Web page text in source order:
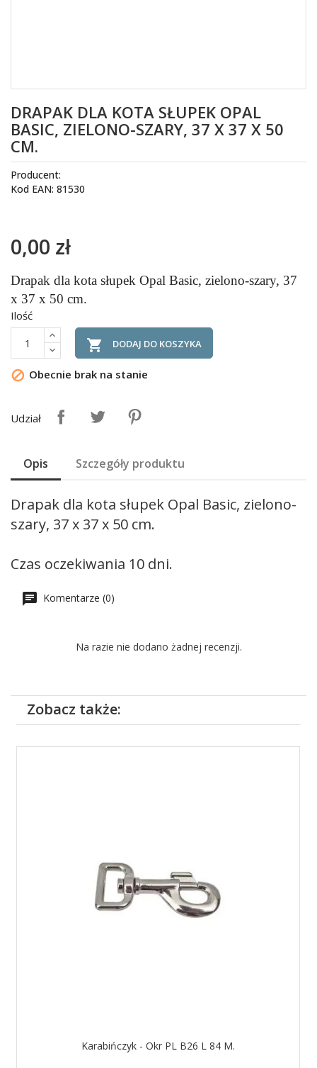
DRAPAK DLA KOTA SŁUPEK OPAL
BASIC, ZIELONO-SZARY, 37 X 37 X 50
CM.
Producent:
Kod EAN: 81530
0,00 zł
Drapak dla kota słupek Opal Basic, zielono-szary, 37
x 37 x 50 cm.
Ilość
 DODAJ DO KOSZYKA
 Obecnie brak na stanie
Udział
Opis Szczegóły produktu
Drapak dla kota słupek Opal Basic, zielono-
szary, 37 x 37 x 50 cm.
Czas oczekiwania 10 dni.
Komentarze (0)
Na razie nie dodano żadnej recenzji.
Zobacz także:
Karabińczyk - Okr PL B26 L 84 M.